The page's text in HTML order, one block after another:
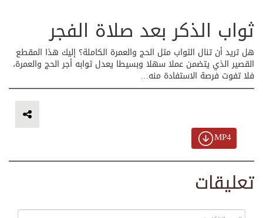
ثواب الذكر بعد صلاة الفجر
هل تريد أن تنال الثواب مثل الحج والعمرة الكاملة؟ إليك هذا المقطع
القصير الذي يتضمن عملا سهلا وبسيطا يعدل ثوابه أجر الحج والعمرة،
فلا تفوت فرصة الاستفادة منه…
MP4
تعليقات